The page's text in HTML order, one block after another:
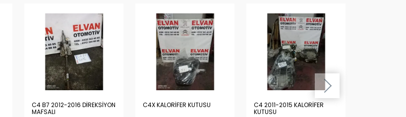
C4 B7 2012-2016 DİREKSİYON
MAFSALI
C4X KALORİFER KUTUSU
C4 2011-2015 KALORİFER
KUTUSU